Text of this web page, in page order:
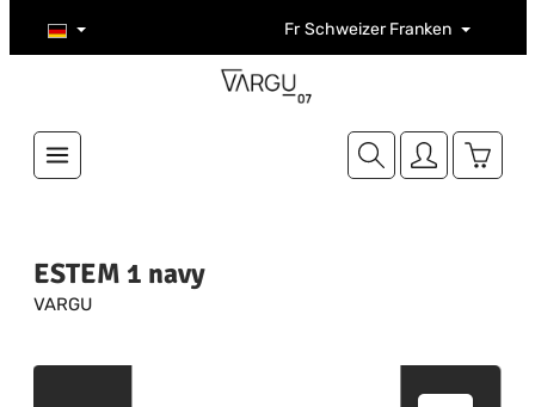
Zum Hauptinhalt springen Fr Schweizer Franken
ESTEM 1 navy
VARGU
Bildergalerie überspringen